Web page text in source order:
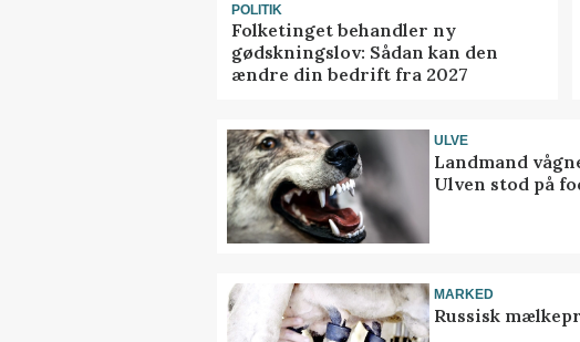
POLITIK
Folketinget behandler ny
gødskningslov: Sådan kan den
ændre din bedrift fra 2027
ULVE
Landmand
Ulven stod på
MARKED
Russisk